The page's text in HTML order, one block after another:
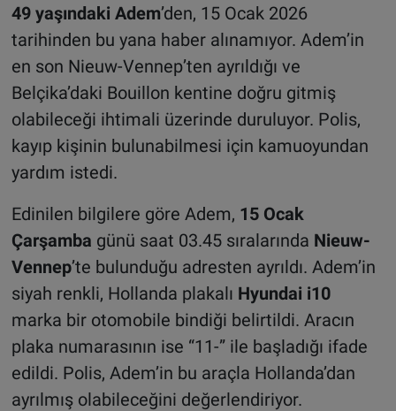
49 yaşındaki Adem’den, 15 Ocak 2026
tarihinden bu yana haber alınamıyor. Adem’in
en son Nieuw-Vennep’ten ayrıldığı ve
Belçika’daki Bouillon kentine doğru gitmiş
olabileceği ihtimali üzerinde duruluyor. Polis,
kayıp kişinin bulunabilmesi için kamuoyundan
yardım istedi.
Edinilen bilgilere göre Adem, 15 Ocak
Çarşamba günü saat 03.45 sıralarında Nieuw-
Vennep’te bulunduğu adresten ayrıldı. Adem’in
siyah renkli, Hollanda plakalı Hyundai i10
marka bir otomobile bindiği belirtildi. Aracın
plaka numarasının ise “11-” ile başladığı ifade
edildi. Polis, Adem’in bu araçla Hollanda’dan
ayrılmış olabileceğini değerlendiriyor.